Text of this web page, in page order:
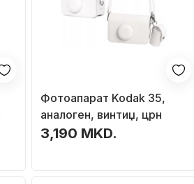
Фотоапарат Kodak 35,
аналоген, винтиџ, црн
3,190 MKD.